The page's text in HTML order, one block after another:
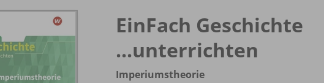
EinFach Geschichte
...unterrichten
Imperiumstheorie